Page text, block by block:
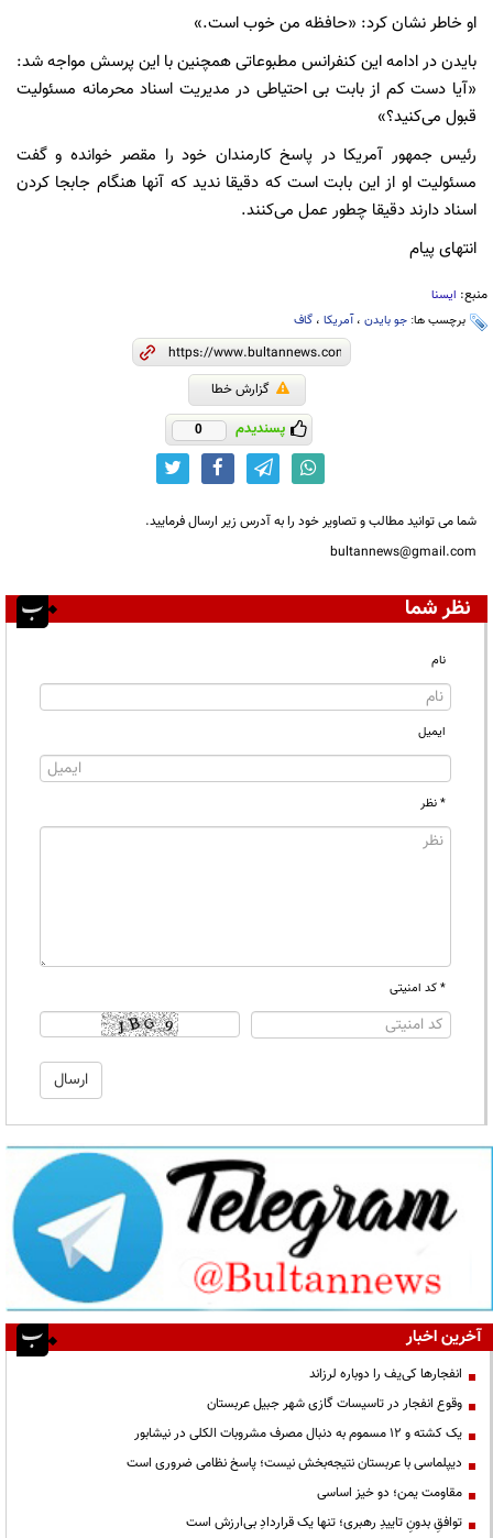
او خاطر نشان کرد: «حافظه من خوب است.»
بایدن در ادامه این کنفرانس مطبوعاتی همچنین با این پرسش مواجه شد:
«آیا دست کم از بابت بی احتیاطی در مدیریت اسناد محرمانه مسئولیت
قبول می‌کنید؟»
رئیس جمهور آمریکا در پاسخ کارمندان خود را مقصر خوانده و گفت
مسئولیت او از این بابت است که دقیقا ندید که آنها هنگام جابجا کردن
اسناد دارند دقیقا چطور عمل می‌کنند.
انتهای پیام
منبع: ایسنا
برچسب ها: جو بایدن ،آمریکا ، گاف
گزارش خطا
پسندیدم 0
شما می توانید مطالب و تصاویر خود را به آدرس زیر ارسال فرمایید.
bultannews@gmail.com
نظر شما
نام
ایمیل
* نظر
* کد امنیتی
آخرین اخبار
انفجارها کی‌یف را دوباره لرزاند
وقوع انفجار در تاسیسات گازی شهر جبیل عربستان
یک کشته و ۱۲ مسموم به دنبال مصرف مشروبات الکلی در نیشابور
دیپلماسی با عربستان نتیجه‌بخش نیست؛ پاسخ نظامی ضروری است
مقاومت یمن؛ دو خیز اساسی
توافقِ بدونِ تاییدِ رهبری؛ تنها یک قراردادِ بی‌ارزش است